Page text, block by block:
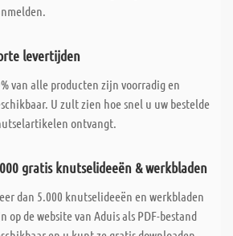
levertijden
van alle producten zijn voorradig en
U zult zien hoe snel u uw bestelde
ontvangt.
gratis knutselideeën & werkbladen
dan 5.000 knutselideeën en werkbladen
op de website van Aduis als PDF-bestand